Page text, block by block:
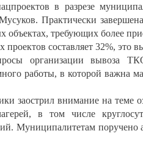
в разрезе
Практически
объектах, требующих более
составляет 32%, это
организации вывоза
работы, в которой важна
заострил внимание на теме
в том числе
Муниципалитетам поручено